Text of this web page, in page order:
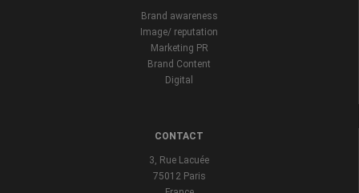
Brand awareness
Image/ reputation
Marketing PR
Brand Content
Digital
CONTACT
3, Rue Lacuée
75012 Paris